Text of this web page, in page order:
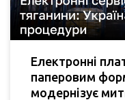
Електронні
паперовим
модернізує